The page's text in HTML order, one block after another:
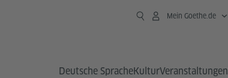
Mein Goethe.de
Deutsche SpracheKulturVeranstaltungen